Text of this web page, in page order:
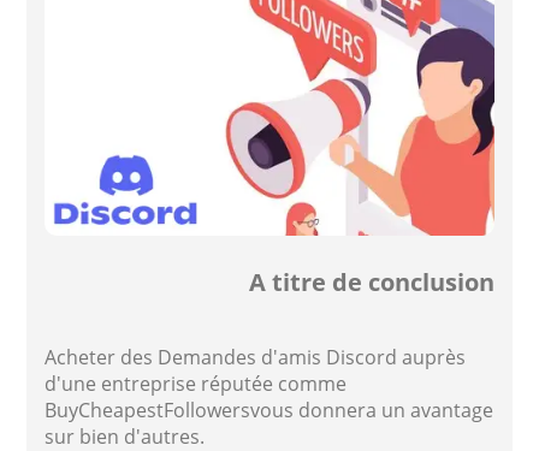
A titre de conclusion
Acheter des Demandes d'amis Discord auprès
d'une entreprise réputée comme
BuyCheapestFollowersvous donnera un avantage
sur bien d'autres.